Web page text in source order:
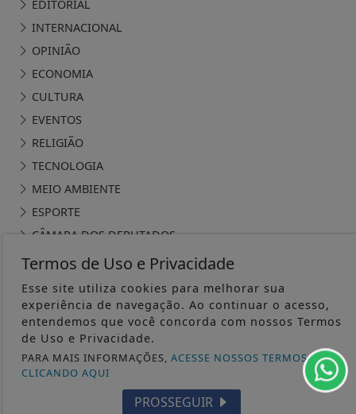
EDITORIAL
INTERNACIONAL
OPINIÃO
ECONOMIA
CULTURA
EVENTOS
RELIGIÃO
TECNOLOGIA
MEIO AMBIENTE
ESPORTE
CÂMARA DOS DEPUTADOS
ÁGUA PRETA 24H - TODOS OS DIREITOS RESERVADOS
TERMOS DE USO E PRIVACIDADE
EXPEDIENTE
Termos de Uso e Privacidade
Esse site utiliza cookies para melhorar sua
experiência de navegação. Ao continuar o acesso,
entendemos que você concorda com nossos Termos
de Uso e Privacidade.
PARA MAIS INFORMAÇÕES, ACESSE NOSSOS TERMOS
CLICANDO AQUI
PROSSEGUIR